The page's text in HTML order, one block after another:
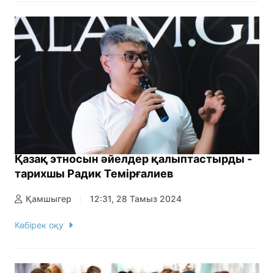
Қазақ этносын әйелдер қалыптастырды -
тарихшы Радик Темірғалиев
Қамшыгер 12:31, 28 Тамыз 2024
Көбірек оқу